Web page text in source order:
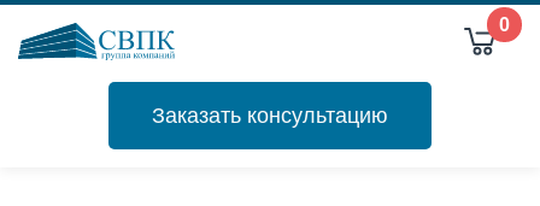
0
Заказать консультацию